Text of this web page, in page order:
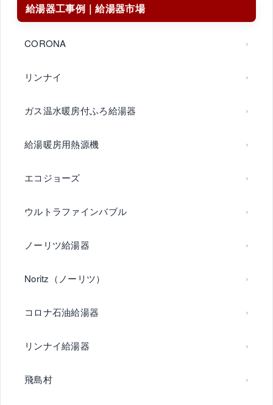
給湯器工事例｜給湯器市場
CORONA
リンナイ
ガス温水暖房付ふろ給湯器
給湯暖房用熱源機
エコジョーズ
ウルトラファインバブル
ノーリツ給湯器
Noritz（ノーリツ）
コロナ石油給湯器
リンナイ給湯器
飛島村